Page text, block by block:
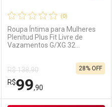
(0)
Roupa Íntima para Mulheres
Plenitud Plus Fit Livre de
Vazamentos G/XG 32
R$ 138,90
R$99,90
28% OFF